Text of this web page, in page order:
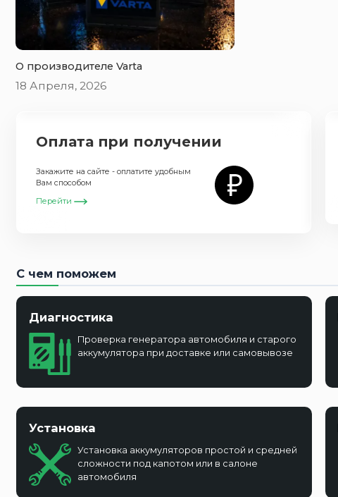
O производителе Varta
18 Апреля, 2026
Оплата при получении
Закажите на сайте - оплатите удобным
Вам способом
Перейти
С чем поможем
Диагностика
Проверка генератора автомобиля и старого
аккумулятора при доставке или самовывозе
Установка
Установка аккумуляторов простой и средней
сложности под капотом или в салоне
автомобиля